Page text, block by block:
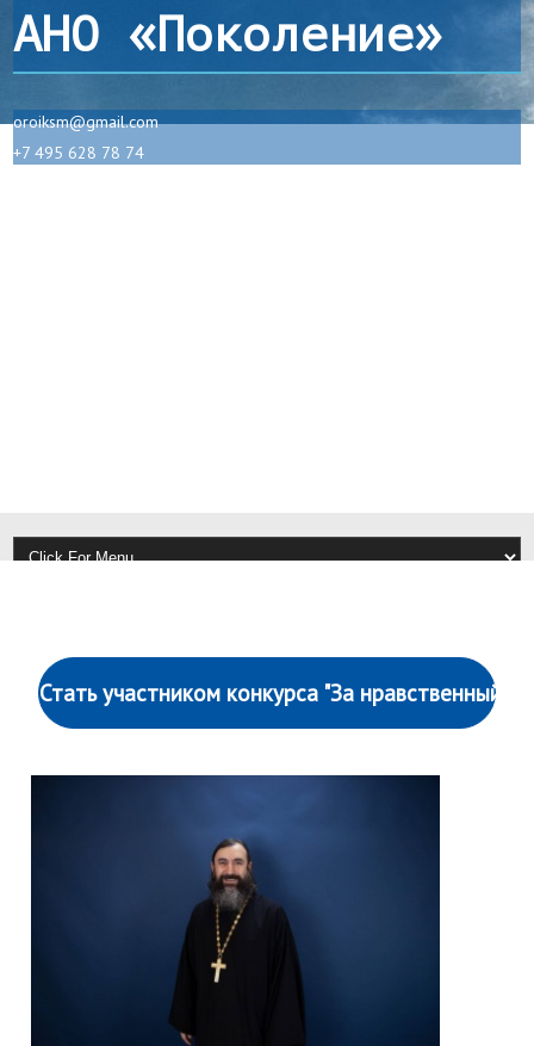
АНО «Поколение»
oroiksm@gmail.com
+7 495 628 78 74
Стать участником конкурса "За нравственный